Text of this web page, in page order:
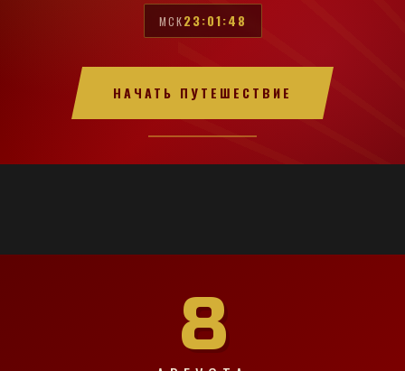
МСК23:01:49
НАЧАТЬ ПУТЕШЕСТВИЕ
8